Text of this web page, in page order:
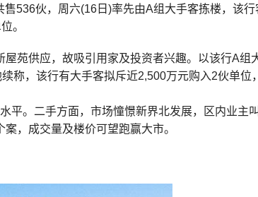
售536伙，周六(16日)率先由A组大手客拣楼，该
。
苑供应，故吸引用家及投资者兴趣。以该行A组
称，该行有大手客拟斥近2,500万元购入2伙单位
平。二手方面，市场憧憬新界北发展，区内业主
，成交量及楼价可望跑赢大市。